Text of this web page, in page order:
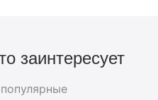
заинтересует